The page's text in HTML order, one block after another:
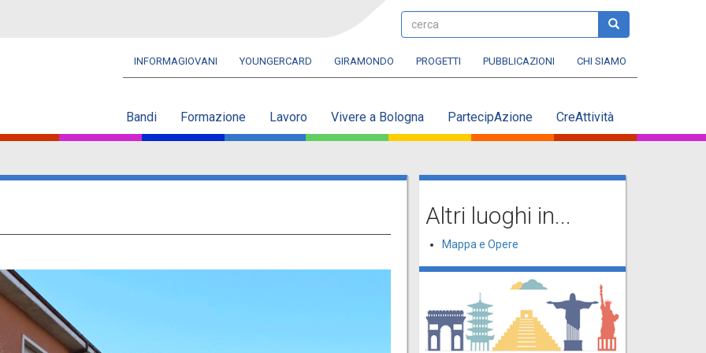
cerca cerca
Navbar
INFORMAGIOVANI YOUNGERCARD GIRAMONDO PROGETTI PUBBLICAZIONI CHI SIAMO
Bandi Formazione Lavoro Vivere a Bologna PartecipAzione CreAttività
Altri luoghi in...
Mappa e Opere